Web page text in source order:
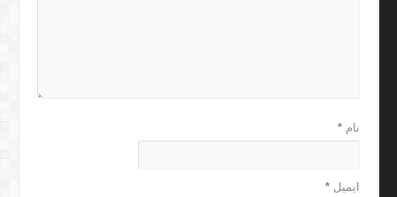
نام*
ایمیل*